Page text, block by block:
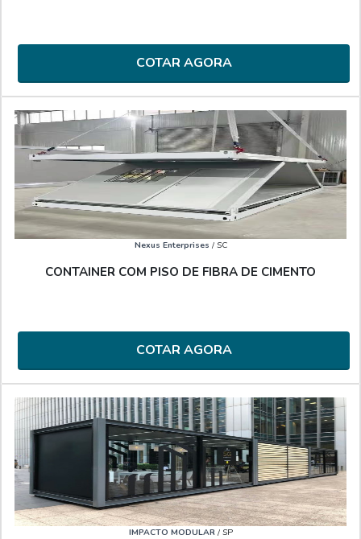
COTAR AGORA
Nexus Enterprises / SC
CONTAINER COM PISO DE FIBRA DE CIMENTO
COTAR AGORA
IMPACTO MODULAR/ SP